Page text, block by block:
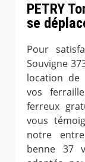
PETRY
se
Pour
Souvigne
location de
vos
ferreux
vous
notre
benne 37